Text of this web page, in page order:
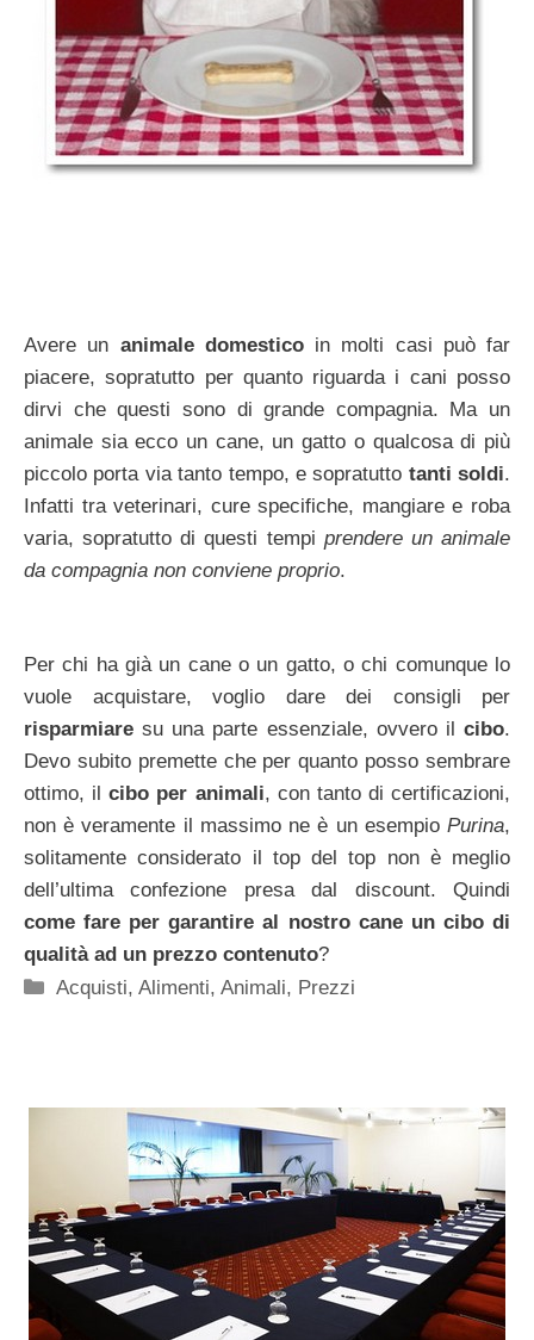
Avere un animale domesticoin molti casi può far
piacere, sopratutto per quanto riguarda i cani posso
dirvi che questi sono di grande compagnia. Ma un
animale sia ecco un cane, un gatto o qualcosa di più
piccolo porta via tanto tempo, e sopratutto tanti soldi.
Infatti tra veterinari, cure specifiche, mangiare e roba
varia, sopratutto di questi tempi prendere un animale
da compagnia non conviene proprio.
Per chi ha già un cane o un gatto, o chi comunque lo
vuole acquistare, voglio dare dei consigli per
risparmiare su una parte essenziale, ovvero il cibo.
Devo subito premette che per quanto posso sembrare
ottimo, ilcibo per animali, con tanto di certificazioni,
non è veramente il massimo ne è un esempioPurina,
solitamente considerato il top del top non è meglio
dell’ultima confezione presa dal discount. Quindi
come fare per garantire al nostro cane un cibo di
qualità ad un prezzo contenuto?
Categorie
Acquisti,Alimenti,Animali, Prezzi